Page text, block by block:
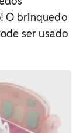
O brinquedo
ser usado